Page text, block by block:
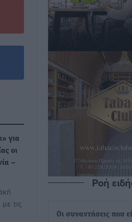
για
οι
–
τις
Ροή
Οι συναντήσεις που